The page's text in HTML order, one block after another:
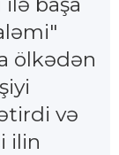
ölkədən
və
ilin